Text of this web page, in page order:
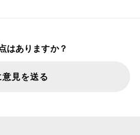
はありますか？
見を送る